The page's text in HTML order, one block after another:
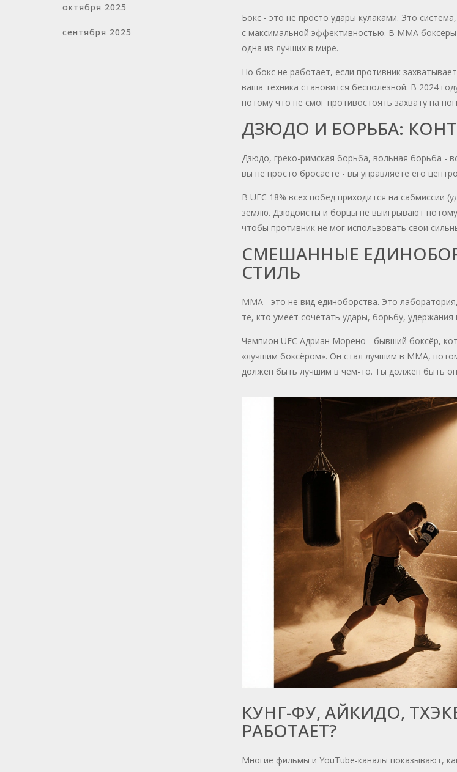
Бокс - это не просто удары кулаками. Это
с максимальной эффективностью. В MMA
одна из лучших в мире.
Но бокс не работает, если противник
ваша техника становится бесполезной. В 2024
потому что не смог противостоять захвату на
ДЗЮДО И БОРЬБА:
Дзюдо, греко-римская борьба, вольная борьба -
вы не просто бросаете - вы управляете его
В UFC 18% всех побед приходится на сабмиссии
землю. Дзюдоисты и борцы не выигрывают
чтобы противник не мог использовать свои
СМЕШАННЫЕ
СТИЛЬ
MMA - это не вид единоборства. Это
те, кто умеет сочетать удары, борьбу, удержания
Чемпион UFC Адриан Морено - бывший боксёр,
«лучшим боксёром». Он стал лучшим в MMA,
должен быть лучшим в чём-то. Ты должен быть
КУНГ-ФУ, АЙКИДО,
РАБОТАЕТ?
Многие фильмы и YouTube-каналы показывают,
октября 2025
сентября 2025